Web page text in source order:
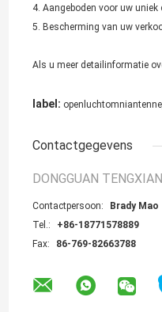
4. Aangeboden voor uw
5. Bescherming van uw
Als u meer detailinformatie
label: openluchtomniantenne
Contactgegevens
DONGGUAN
Contactpersoon:
Brady Mao
Tel.:
+86-18771578889
Fax:
86-769-82663788